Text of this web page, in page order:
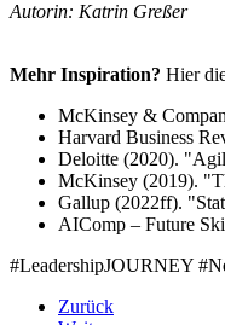
Autorin: Katrin Greßer
Mehr Inspiration? Hier
McKinsey &
Harvard Business
Deloitte (2020).
McKinsey (2019).
Gallup (2022ff).
AIComp – Future
#LeadershipJOURNEY
Zurück